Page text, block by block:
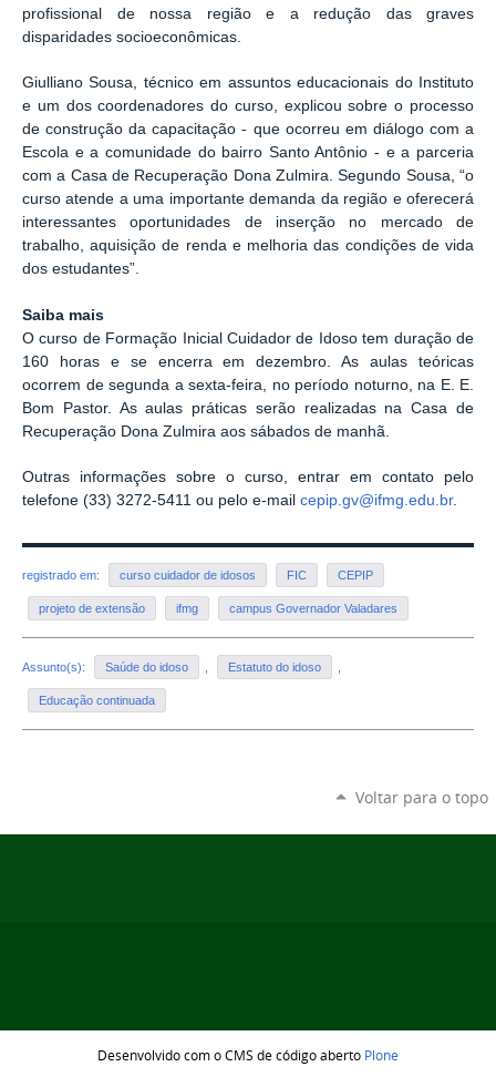
profissional de nossa região e a redução das graves
disparidades socioeconômicas.
Giulliano Sousa, técnico em assuntos educacionais do Instituto
e um dos coordenadores do curso, explicou sobre o processo
de construção da capacitação - que ocorreu em diálogo com a
Escola e a comunidade do bairro Santo Antônio - e a parceria
com a Casa de Recuperação Dona Zulmira. Segundo Sousa, “o
curso atende a uma importante demanda da região e oferecerá
interessantes oportunidades de inserção no mercado de
trabalho, aquisição de renda e melhoria das condições de vida
dos estudantes”.
Saiba mais
O curso de Formação Inicial Cuidador de Idoso tem duração de
160 horas e se encerra em dezembro. As aulas teóricas
ocorrem de segunda a sexta-feira, no período noturno, na E. E.
Bom Pastor. As aulas práticas serão realizadas na Casa de
Recuperação Dona Zulmira aos sábados de manhã.
Outras informações sobre o curso, entrar em contato pelo
telefone (33) 3272-5411 ou pelo e-mail cepip.gv@ifmg.edu.br.
registrado em: curso cuidador de idosos FIC CEPIP
projeto de extensão ifmg campus Governador Valadares
Assunto(s): Saúde do idoso Estatuto do idoso
Educação continuada
Voltar para o topo
Desenvolvido com o CMS de código aberto Plone